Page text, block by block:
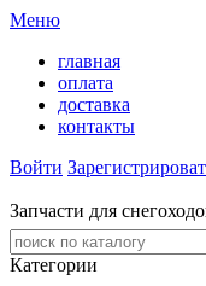
Меню
главная
оплата
доставка
контакты
Войти
Запчасти для
Категории